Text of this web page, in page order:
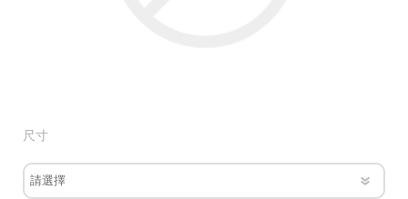
尺寸